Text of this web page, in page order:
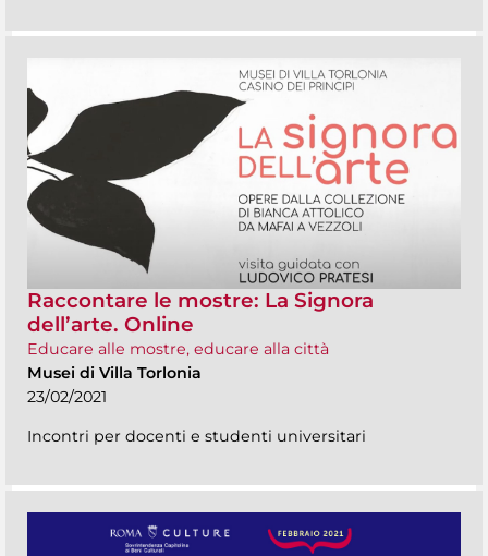
Raccontare le mostre: La Signora
dell’arte. Online
Educare alle mostre, educare alla città
Musei di Villa Torlonia
23/02/2021
Incontri per docenti e studenti universitari